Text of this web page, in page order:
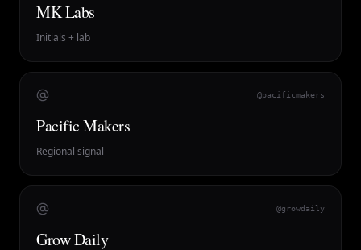
MK Labs
Initials + lab
@pacificmakers
Pacific Makers
Regional signal
@growdaily
Grow Daily